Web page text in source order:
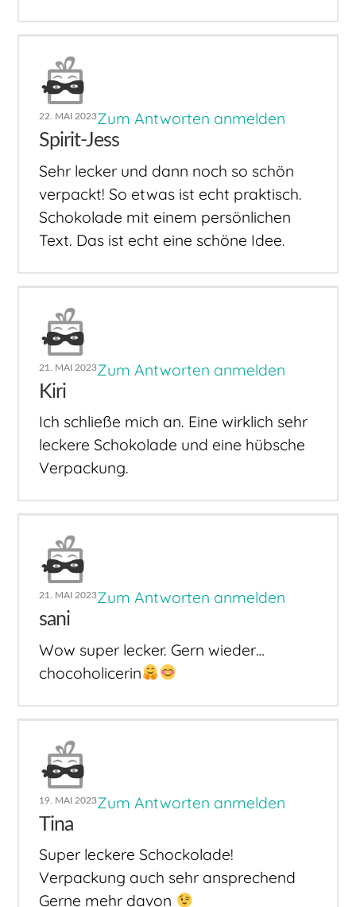
22. MAI 2023Zum Antworten anmelden
Spirit-Jess
Sehr lecker und dann noch so schön
verpackt! So etwas ist echt praktisch.
Schokolade mit einem persönlichen
Text. Das ist echt eine schöne Idee.
21. MAI 2023Zum Antworten anmelden
Kiri
Ich schließe mich an. Eine wirklich sehr
leckere Schokolade und eine hübsche
Verpackung.
21. MAI 2023Zum Antworten anmelden
sani
Wow super lecker. Gern wieder…
chocoholicerin
19. MAI 2023Zum Antworten anmelden
Tina
Super leckere Schockolade!
Verpackung auch sehr ansprechend
Gerne mehr davon